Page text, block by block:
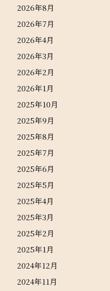
2026年8月
2026年7月
2026年4月
2026年3月
2026年2月
2026年1月
2025年10月
2025年9月
2025年8月
2025年7月
2025年6月
2025年5月
2025年4月
2025年3月
2025年2月
2025年1月
2024年12月
2024年11月